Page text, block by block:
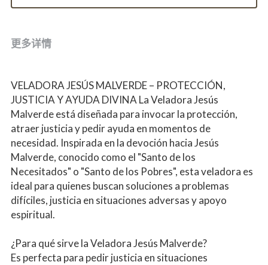
更多详情
VELADORA JESÚS MALVERDE – PROTECCIÓN,
JUSTICIA Y AYUDA DIVINA La Veladora Jesús
Malverde está diseñada para invocar la protección,
atraer justicia y pedir ayuda en momentos de
necesidad. Inspirada en la devoción hacia Jesús
Malverde, conocido como el "Santo de los
Necesitados" o "Santo de los Pobres", esta veladora es
ideal para quienes buscan soluciones a problemas
difíciles, justicia en situaciones adversas y apoyo
espiritual.
¿Para qué sirve la Veladora Jesús Malverde?
Es perfecta para pedir justicia en situaciones